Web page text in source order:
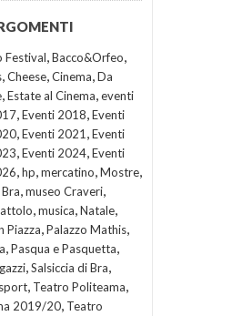
Festival,Bacco&Orfeo,
,Cheese,Cinema,Da
,Estate al Cinema,eventi
,Eventi 2018,Eventi
,Eventi 2021 ,Eventi
,Eventi 2024,Eventi
,hp,mercatino,Mostre,
,museo Craveri,
,musica,Natale,
Piazza,Palazzo Mathis,
,Pasqua e Pasquetta,
,Salsiccia di Bra,
sport, Teatro Politeama,
2019/20, Teatro